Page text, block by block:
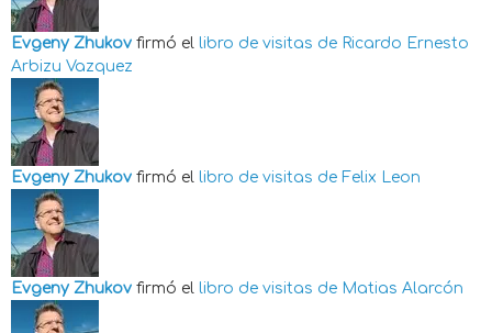
Evgeny Zhukov firmó el libro de visitas de Ricardo Ernesto
Arbizu Vazquez
Evgeny Zhukov firmó el libro de visitas de Felix Leon
Evgeny Zhukov firmó el libro de visitas de Matias Alarcón